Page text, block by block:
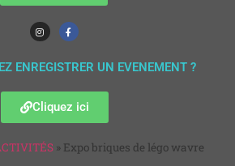
ENREGISTRER UN EVENEMENT ?
Cliquez ici
» Expo briques de légo wavre